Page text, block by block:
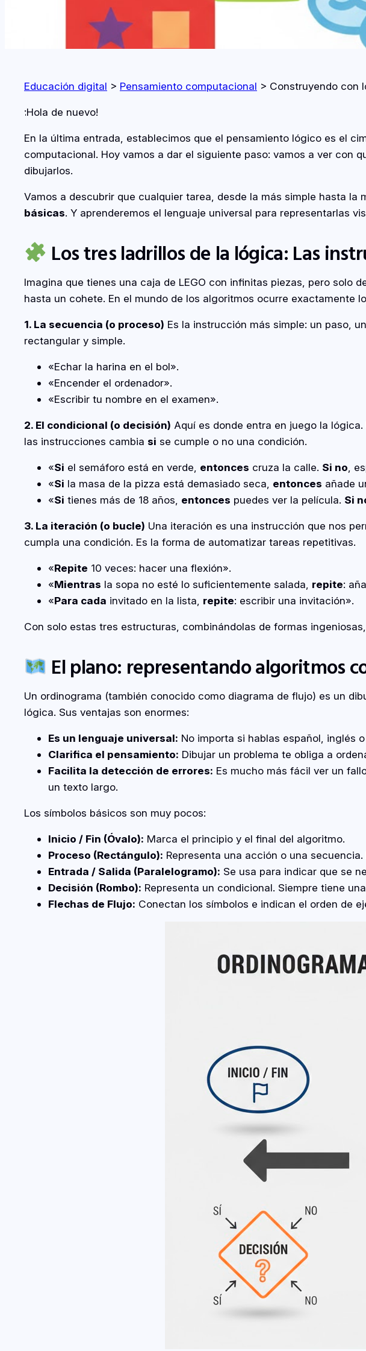
Educación digital > Pensamiento computacional > Construyendo con
¡Hola de nuevo!
En la última entrada, establecimos que el pensamiento lógico es el
computacional. Hoy vamos a dar el siguiente paso: vamos a ver con
dibujarlos.
Vamos a descubrir que cualquier tarea, desde la más simple hasta la
básicas. Y aprenderemos el lenguaje universal para representarlas
Los tres ladrillos de la lógica: Las
Imagina que tienes una caja de LEGO con infinitas piezas, pero solo
hasta un cohete. En el mundo de los algoritmos ocurre exactamente
1. La secuencia (o proceso) Es la instrucción más simple: un paso,
rectangular y simple.
«Echar la harina en el bol».
«Encender el ordenador».
«Escribir tu nombre en el examen».
2. El condicional (o decisión) Aquí es donde entra en juego la
las instrucciones cambia si se cumple o no una condición.
«Si el semáforo está en verde, entonces cruza la calle. Si no,
«Si la masa de la pizza está demasiado seca, entonces añade
«Si tienes más de 18 años, entonces puedes ver la película. Si
3. La iteración (o bucle) Una iteración es una instrucción que nos
cumpla una condición. Es la forma de automatizar tareas repetitivas.
«Repite 10 veces: hacer una flexión».
«Mientras la sopa no esté lo suficientemente salada, repite:
«Para cada invitado en la lista, repite: escribir una invitación».
Con solo estas tres estructuras, combinándolas de formas
El plano: representando algoritmos
Un ordinograma (también conocido como diagrama de flujo) es un
lógica. Sus ventajas son enormes:
Es un lenguaje universal: No importa si hablas español, inglés
Clarifica el pensamiento: Dibujar un problema te obliga a
Facilita la detección de errores: Es mucho más fácil ver un
un texto largo.
Los símbolos básicos son muy pocos:
Inicio / Fin (Óvalo): Marca el principio y el final del algoritmo.
Proceso (Rectángulo): Representa una acción o una
Entrada / Salida (Paralelogramo): Se usa para indicar que se
Decisión (Rombo): Representa un condicional. Siempre tiene
Flechas de Flujo: Conectan los símbolos e indican el orden de